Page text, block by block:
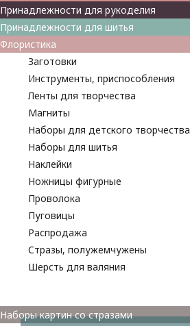
Принадлежности для рукоделия
Принадлежности для шитья
Флористика
Заготовки
Инструменты, приспособления
Ленты для творчества
Магниты
Наборы для детского творчества
Наборы для шитья
Наклейки
Ножницы фигурные
Проволока
Пуговицы
Распродажа
Стразы, полужемчужены
Шерсть для валяния
Наборы картин со стразами